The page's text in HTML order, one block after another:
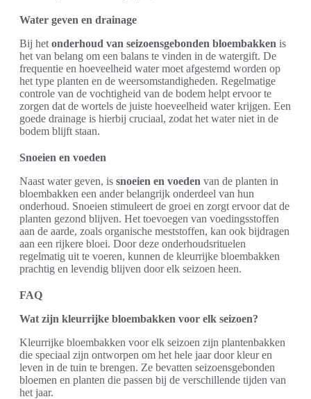
Water geven en drainage
Bij het onderhoud van seizoensgebonden bloembakken is
het van belang om een balans te vinden in de watergift. De
frequentie en hoeveelheid water moet afgestemd worden op
het type planten en de weersomstandigheden. Regelmatige
controle van de vochtigheid van de bodem helpt ervoor te
zorgen dat de wortels de juiste hoeveelheid water krijgen. Een
goede drainage is hierbij cruciaal, zodat het water niet in de
bodem blijft staan.
Snoeien en voeden
Naast water geven, is snoeien en voeden van de planten in
bloembakken een ander belangrijk onderdeel van hun
onderhoud. Snoeien stimuleert de groei en zorgt ervoor dat de
planten gezond blijven. Het toevoegen van voedingsstoffen
aan de aarde, zoals organische meststoffen, kan ook bijdragen
aan een rijkere bloei. Door deze onderhoudsrituelen
regelmatig uit te voeren, kunnen de kleurrijke bloembakken
prachtig en levendig blijven door elk seizoen heen.
FAQ
Wat zijn kleurrijke bloembakken voor elk seizoen?
Kleurrijke bloembakken voor elk seizoen zijn plantenbakken
die speciaal zijn ontworpen om het hele jaar door kleur en
leven in de tuin te brengen. Ze bevatten seizoensgebonden
bloemen en planten die passen bij de verschillende tijden van
het jaar.